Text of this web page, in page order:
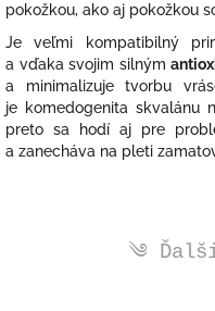
pokožkou, ako aj pokožkou
Je veľmi kompatibilný
a vďaka svojim silným
a minimalizuje tvorbu
je komedogenita skvalánu
preto sa hodí aj pre
a zanecháva na pleti
༄